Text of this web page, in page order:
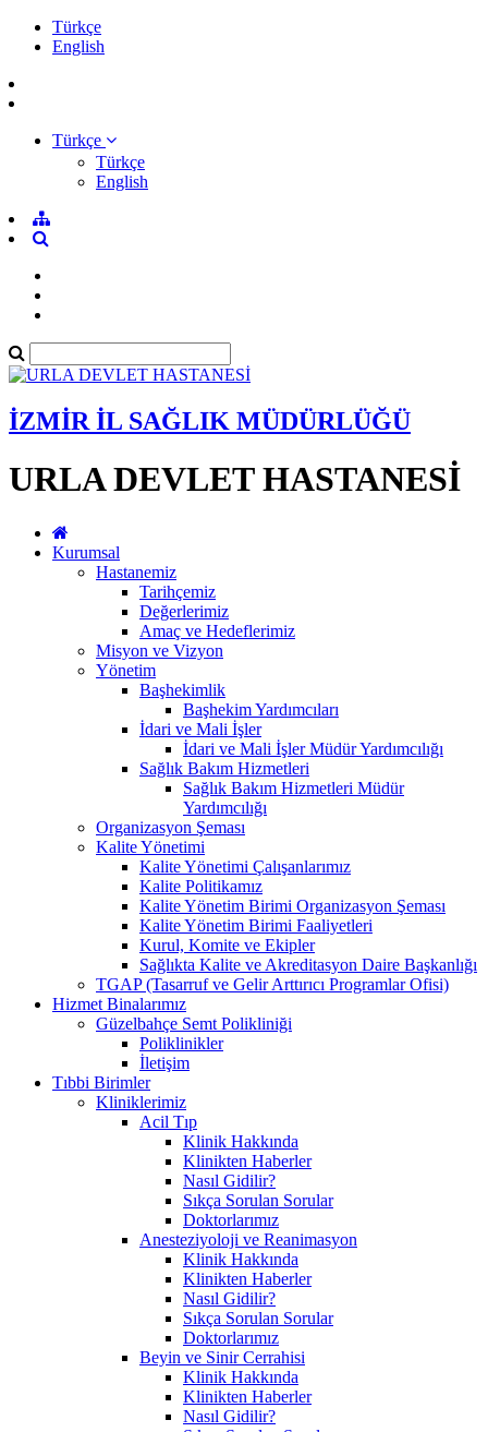
Türkçe
English
Türkçe
Türkçe
English
İZMİR İL SAĞLIK MÜDÜRLÜĞÜ
URLA DEVLET HASTANESİ
Kurumsal
Hastanemiz
Tarihçemiz
Değerlerimiz
Amaç ve Hedeflerimiz
Misyon ve Vizyon
Yönetim
Başhekimlik
Başhekim Yardımcıları
İdari ve Mali İşler
İdari ve Mali İşler Müdür Yardımcılığı
Sağlık Bakım Hizmetleri
Sağlık Bakım Hizmetleri Müdür
Yardımcılığı
Organizasyon Şeması
Kalite Yönetimi
Kalite Yönetimi Çalışanlarımız
Kalite Politikamız
Kalite Yönetim Birimi Organizasyon Şeması
Kalite Yönetim Birimi Faaliyetleri
Kurul, Komite ve Ekipler
Sağlıkta Kalite ve Akreditasyon Daire Başkanlığı
TGAP (Tasarruf ve Gelir Arttırıcı Programlar Ofisi)
Hizmet Binalarımız
Güzelbahçe Semt Polikliniği
Poliklinikler
İletişim
Tıbbi Birimler
Kliniklerimiz
Acil Tıp
Klinik Hakkında
Klinikten Haberler
Nasıl Gidilir?
Sıkça Sorulan Sorular
Doktorlarımız
Anesteziyoloji ve Reanimasyon
Klinik Hakkında
Klinikten Haberler
Nasıl Gidilir?
Sıkça Sorulan Sorular
Doktorlarımız
Beyin ve Sinir Cerrahisi
Klinik Hakkında
Klinikten Haberler
Nasıl Gidilir?